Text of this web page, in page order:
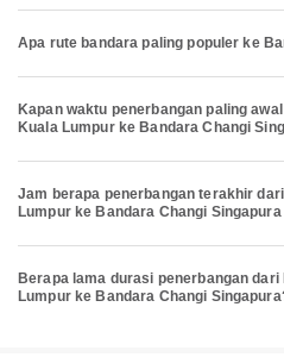
Apa rute bandara paling populer ke
Kapan waktu penerbangan paling
Kuala Lumpur ke Bandara Changi
Jam berapa penerbangan terakhir
Lumpur ke Bandara Changi
Berapa lama durasi penerbangan
Lumpur ke Bandara Changi